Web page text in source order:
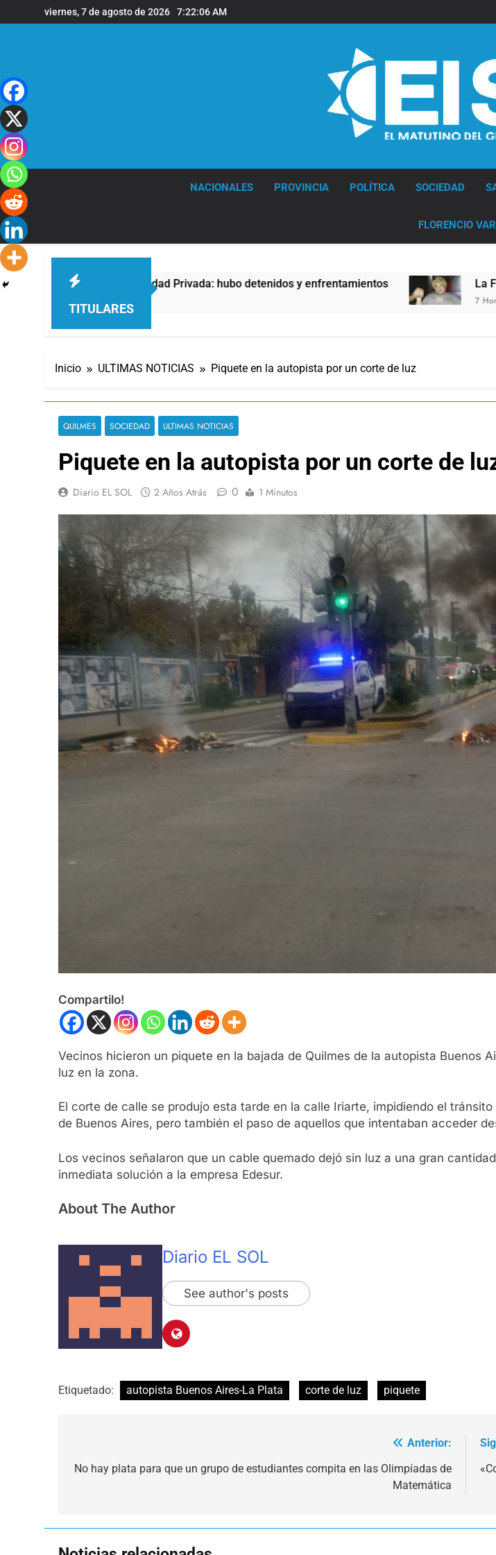
al
viernes, 7 de agosto de 2026 7:22:07 AM
NACIONALES PROVINCIA POLÍTICA SOCIEDAD
FLORENCIO
TITULARES
Ley de Propiedad Privada: hubo detenidos y enfrentamientos La Fiscalía
7 Horas Atrás
Inicio ULTIMAS NOTICIAS Piquete en la autopista por un corte de luz
QUILMES SOCIEDAD ULTIMAS NOTICIAS
Piquete en la autopista por un corte de
Diario EL SOL 2 Años Atrás 0 1 Minutos
Compartilo!
Vecinos hicieron un piquete en la bajada de Quilmes de la autopista Buenos
luz en la zona.
El corte de calle se produjo esta tarde en la calle Iriarte, impidiendo el
de Buenos Aires, pero también el paso de aquellos que intentaban acceder
Los vecinos señalaron que un cable quemado dejó sin luz a una gran
inmediata solución a la empresa Edesur.
About The Author
Diario EL SOL
See author's posts
Etiquetado: autopista Buenos Aires-La Plata corte de luz piquete
de
Anterior:
No hay plata para que un grupo de estudiantes compita en las Olimpíadas de
Matemática